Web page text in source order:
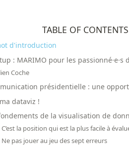
TABLE OF CONTENTS
d'introduction
: MARIMO pour les passionné·e·s
Coche
présidentielle : une
dataviz !
de la visualisation de
C’est la position qui est la plus facile à
Ne pas jouer au jeu des sept erreurs